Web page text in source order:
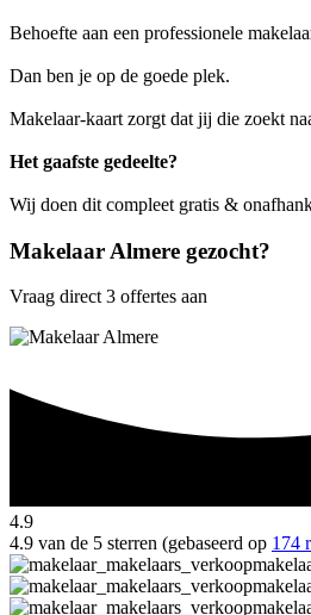
Behoefte aan een professionele
Dan ben je op de goede plek.
Makelaar-kaart zorgt dat jij die zoekt
Het gaafste gedeelte?
Wij doen dit compleet gratis &
Makelaar Almere gezocht?
Vraag direct 3 offertes aan
4.9
4.9 van de 5 sterren (gebaseerd op 174